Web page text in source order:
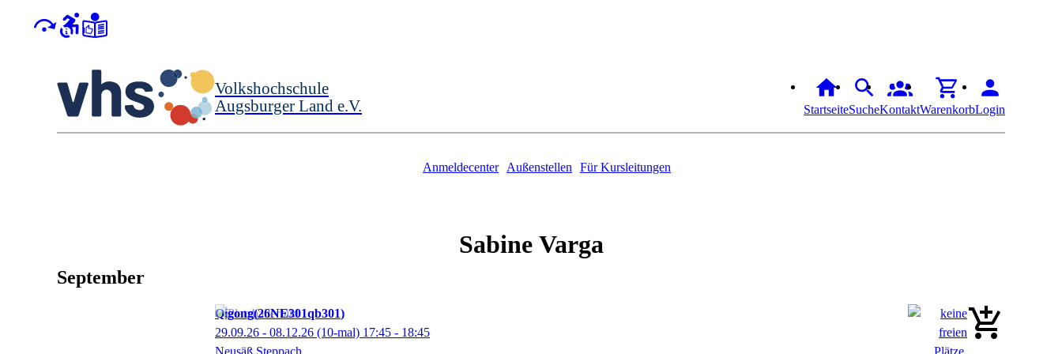
Volkshochschule
Augsburger Land e.V.
StartseiteSucheKontaktWarenkorbLogin
Anmeldecenter Außenstellen Für Kursleitungen
Sabine Varga
September
Qigong 26NE301qb301
29.09.26 - 08.12.26 (10-mal) 17:45 - 18:45
Neusäß Steppach